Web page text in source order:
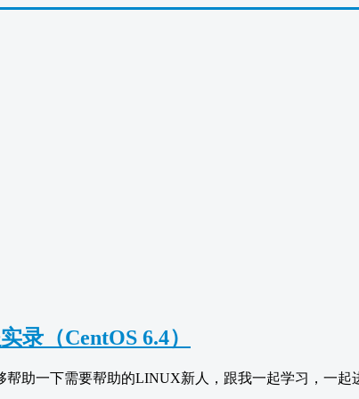
录（CentOS 6.4）
助一下需要帮助的LINUX新人，跟我一起学习，一起